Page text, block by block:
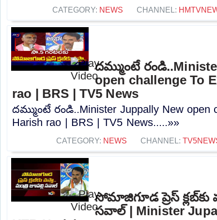
CATEGORY: NEWS CHANNEL:
దమ్ముంటే
open challenge To
rao | BRS | TV5 News
దమ్ముంటే రండి..Minister Juppally New open
Harish rao | BRS | TV5 News.....»»
CATEGORY: NEWS CHANNEL:
సోమాజిగూడ ప్రెస్‌ క్లబ్‌కు
సవాల్ | Minister